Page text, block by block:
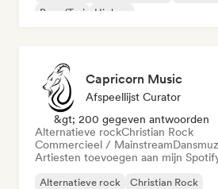
Boor/Trui
Hiphop
Capricorn Music
Afspeellijst Curator
&gt; 200 gegeven antwoorden
Alternatieve rockChristian Rock
Commercieel / Mainstream
Artiesten toevoegen aan mijn
Alternatieve rock
Christian Rock